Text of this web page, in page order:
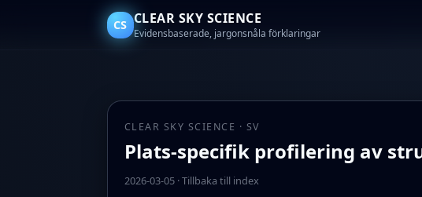
CS CLEAR SKY SCIENCE
Evidensbaserade, jargonsnåla förklaringar
CLEAR SKY SCIENCE · SV
Plats-specifik profilering av
2026-03-05·Tillbaka till index